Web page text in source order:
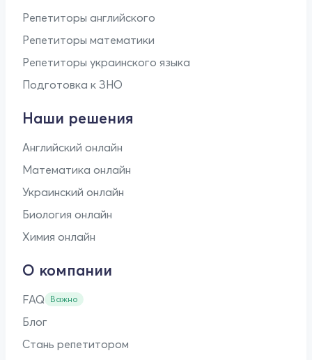
Репетиторы английского
Репетиторы математики
Репетиторы украинского языка
Подготовка к ЗНО
Наши решения
Английский онлайн
Математика онлайн
Украинский онлайн
Биология онлайн
Химия онлайн
О компании
FAQ Важно
Блог
Стань репетитором